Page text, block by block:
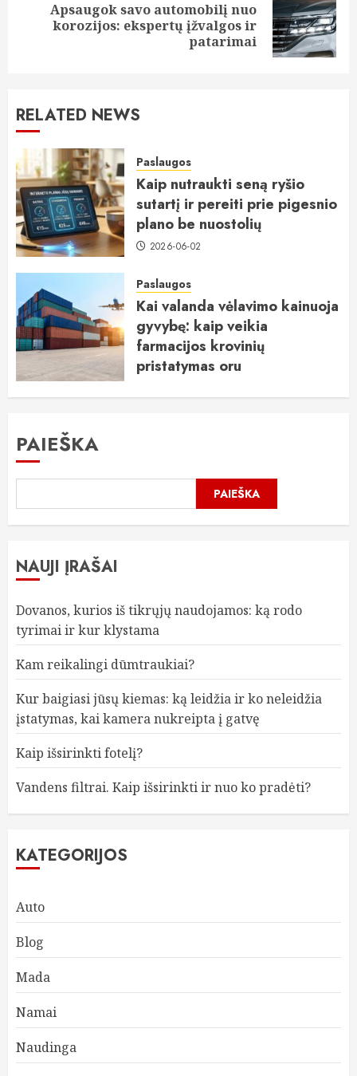
Next
Apsaugok savo automobilį nuo
korozijos: ekspertų įžvalgos ir
patarimai
RELATED NEWS
Paslaugos
Kaip nutraukti seną ryšio
sutartį ir pereiti prie pigesnio
plano be nuostolių
2026-06-02
Paslaugos
Kai valanda vėlavimo kainuoja
gyvybę: kaip veikia
farmacijos krovinių
pristatymas oru
PAIEŠKA
PAIEŠKA
NAUJI ĮRAŠAI
Dovanos, kurios iš tikrųjų naudojamos: ką rodo
tyrimai ir kur klystama
Kam reikalingi dūmtraukiai?
Kur baigiasi jūsų kiemas: ką leidžia ir ko neleidžia
įstatymas, kai kamera nukreipta į gatvę
Kaip išsirinkti fotelį?
Vandens filtrai. Kaip išsirinkti ir nuo ko pradėti?
KATEGORIJOS
Auto
Blog
Mada
Namai
Naudinga